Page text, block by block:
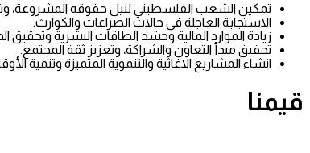
تمكين الشعب الفلسطيني لنيل حقوقه المشروعة،
الاستجابة العاجلة في حالات الصراعات والكوارث.
زيادة الموارد المالية وحشد الطاقات البشرية وتحقيق
تحقيق مبدأ التعاون والشراكة، وتعزيز ثقة المجتمع.
انشاء المشاريع الاغاثية والتنموية المتميزة وتنمية
قيمنا